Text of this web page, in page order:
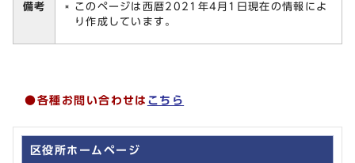
備考
このページは西暦2021年4月1日現在の情報によ
り作成しています。
●各種お問い合わせは こちら
区役所ホームページ